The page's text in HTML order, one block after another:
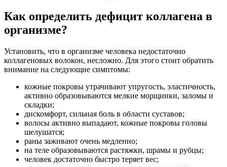
Как определить дефицит коллагена в
организме?
Установить, что в организме человека недостаточно
коллагеновых волокон, несложно. Для этого стоит обратить
внимание на следующие симптомы:
кожные покровы утрачивают упругость, эластичность,
активно образовываются мелкие морщинки, заломы и
складки;
дискомфорт, сильная боль в области суставов;
волосы активно выпадают, кожные покровы головы
шелушатся;
раны заживают очень медленно;
на теле образовываются растяжки, шрамы и рубцы;
человек достаточно быстро теряет вес;